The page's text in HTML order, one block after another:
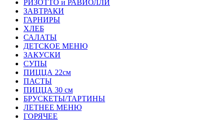
РИЗОТТО и РАВИОЛЛИ
ЗАВТРАКИ
ГАРНИРЫ
ХЛЕБ
САЛАТЫ
ДЕТСКОЕ МЕНЮ
ЗАКУСКИ
СУПЫ
ПИЦЦА 22см
ПАСТЫ
ПИЦЦА 30 см
БРУСКЕТЫ/ТАРТИНЫ
ЛЕТНЕЕ МЕНЮ
ГОРЯЧЕЕ